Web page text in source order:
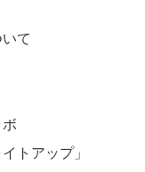
て
トアップ」